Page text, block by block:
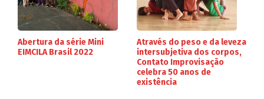
Abertura da série Mini
EIMCILA Brasil 2022
Através do peso e da leveza
intersubjetiva dos corpos,
Contato Improvisação
celebra 50 anos de
existência